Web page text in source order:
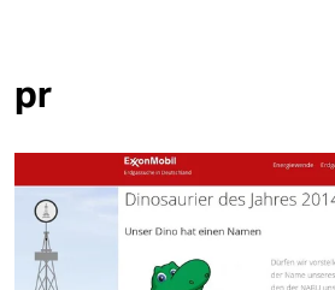
politik
öko
gesellschaft
kultur
pr